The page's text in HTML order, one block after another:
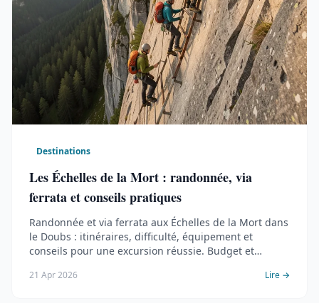
Destinations
Les Échelles de la Mort : randonnée, via
ferrata et conseils pratiques
Randonnée et via ferrata aux Échelles de la Mort dans
le Doubs : itinéraires, difficulté, équipement et
conseils pour une excursion réussie. Budget et
21 Apr 2026 Lire →